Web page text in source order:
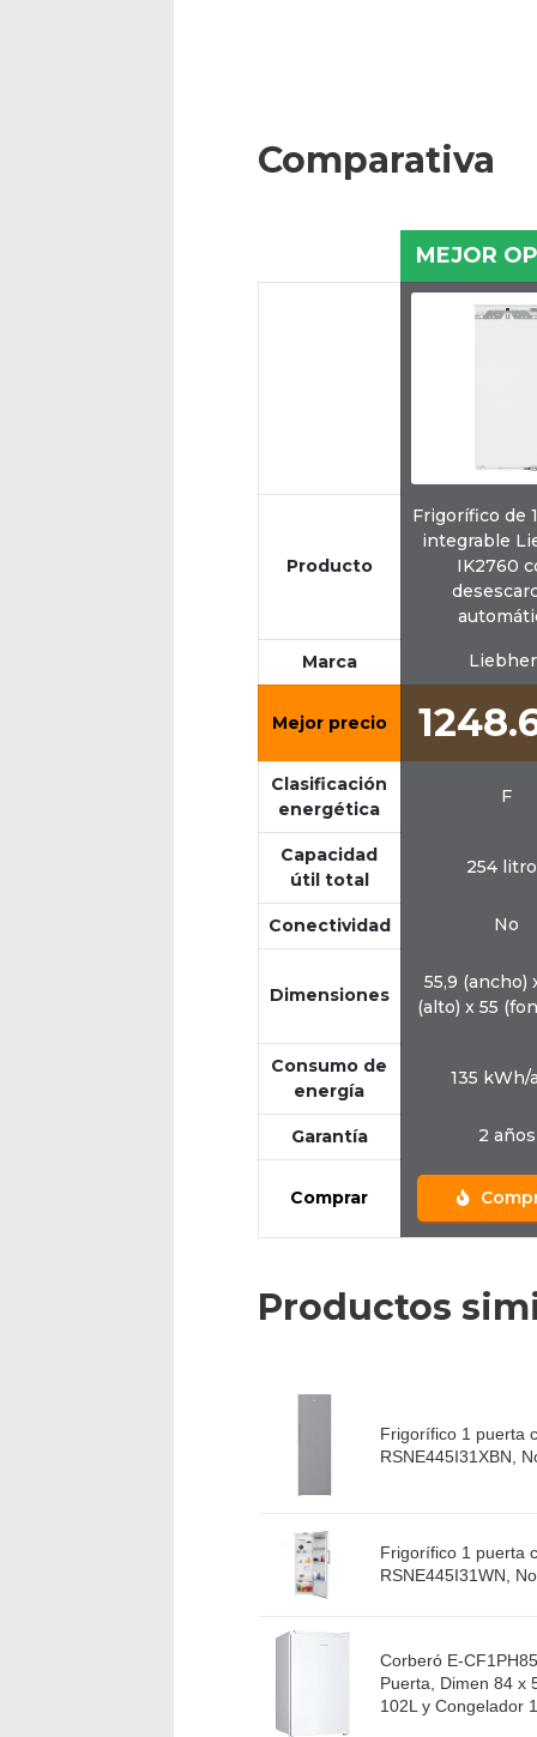
Comparativa
MEJOR
Producto
Frigorífico de
integrable
IK2760
Marca
Mejor precio
Clasificación
energética
F
Capacidad
útil total
254
Conectividad No
Dimensiones
55,9 (ancho)
(alto) x 55
Consumo de
energía
135 kWh/
Garantía 2 años
Comprar
Productos
Frigorífico 1 puerta
RSNE445I31XBN,
Frigorífico 1 puerta
RSNE445I31WN,
Corberó E-
Puerta, Dimen 84 x
102L y Congelador